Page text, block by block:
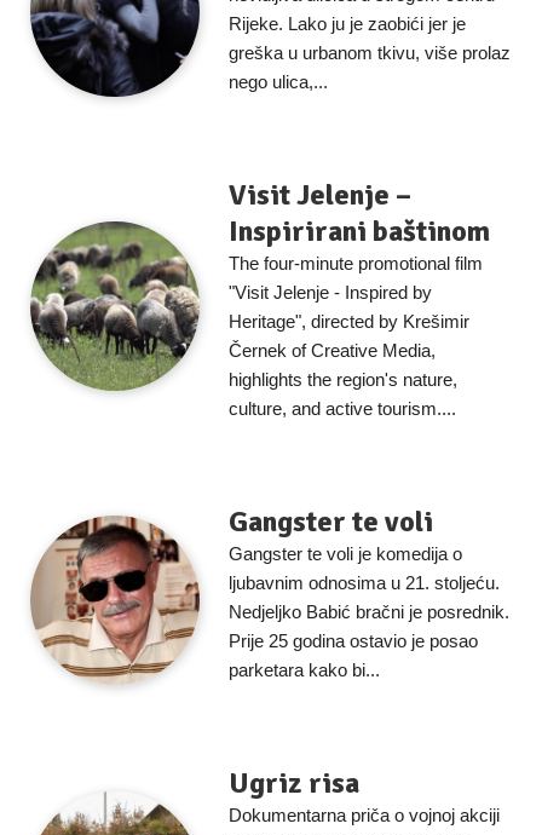
Rijeke. Lako ju je zaobići jer je
greška u urbanom tkivu, više prolaz
nego ulica,...
Visit Jelenje –
Inspirirani baštinom
The four-minute promotional film
"Visit Jelenje - Inspired by
Heritage", directed by Krešimir
Černek of Creative Media,
highlights the region's nature,
culture, and active tourism....
Gangster te voli
Gangster te voli je komedija o
ljubavnim odnosima u 21. stoljeću.
Nedjeljko Babić bračni je posrednik.
Prije 25 godina ostavio je posao
parketara kako bi...
Ugriz risa
Dokumentarna priča o vojnoj akciji